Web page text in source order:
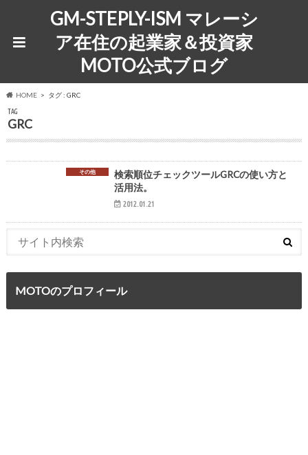
GM-STEPLY-ISM マレーシ
ア在住の起業家＆投資家
MOTO公式ブログ
HOME タグ : GRC
TAG
GRC
その他
検索順位チェックツールGRCの使い方と
活用法。
2012.01.21
MOTOのプロフィール